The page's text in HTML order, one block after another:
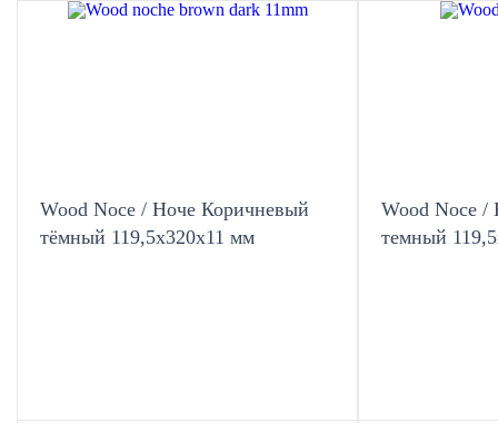
Wood Noce / Ноче Коричневый
тёмный 119,5x320x11 мм
Wood Noce /
темный